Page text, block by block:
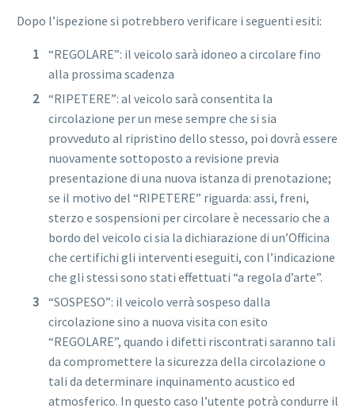
Dopo l’ispezione si potrebbero verificare i seguenti esiti:
“REGOLARE”: il veicolo sarà idoneo a circolare fino
alla prossima scadenza
“RIPETERE”: al veicolo sarà consentita la
circolazione per un mese sempre che si sia
provveduto al ripristino dello stesso, poi dovrà essere
nuovamente sottoposto a revisione previa
presentazione di una nuova istanza di prenotazione;
se il motivo del “RIPETERE” riguarda: assi, freni,
sterzo e sospensioni per circolare è necessario che a
bordo del veicolo ci sia la dichiarazione di un’Officina
che certifichi gli interventi eseguiti, con l’indicazione
che gli stessi sono stati effettuati “a regola d’arte”.
“SOSPESO”: il veicolo verrà sospeso dalla
circolazione sino a nuova visita con esito
“REGOLARE”, quando i difetti riscontrati saranno tali
da compromettere la sicurezza della circolazione o
tali da determinare inquinamento acustico ed
atmosferico. In questo caso l’utente potrà condurre il